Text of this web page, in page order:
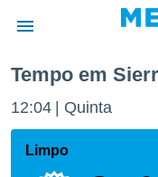
da
foi
Tempo em
12:04 Quinta
Limpo